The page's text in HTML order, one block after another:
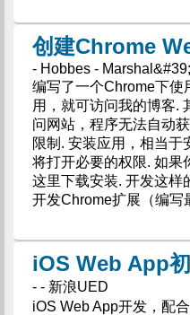
创建Chrome
- Hobbes -
编写了一个Chrome下使
用，就可访问我的博客.
问网站，程序无法自动
限制. 安装应用，相当于
将打开必要的权限. 如果
这里下载安装. 开发这样
开发Chrome扩展（编写
iOS Web App
- - 新浪UED
iOS Web App开发，配